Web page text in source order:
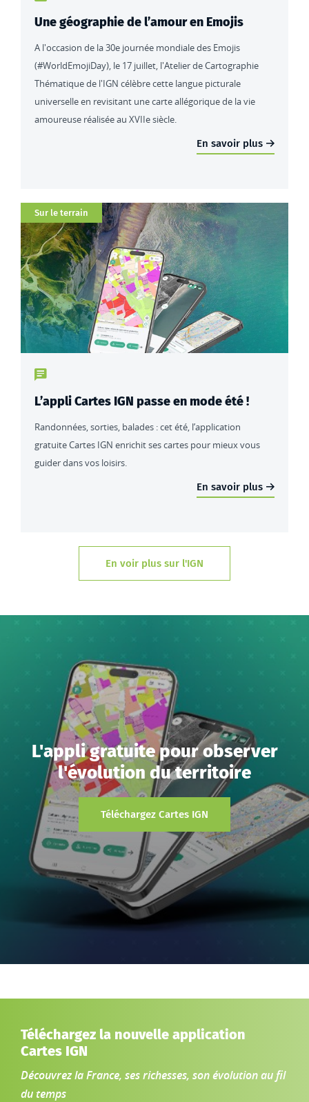
Une géographie de l’amour en Emojis
A l'occasion de la 30e journée mondiale des Emojis
(#WorldEmojiDay), le 17 juillet, l'Atelier de Cartographie
Thématique de l'IGN célèbre cette langue picturale
universelle en revisitant une carte allégorique de la vie
amoureuse réalisée au XVIIe siècle.
En savoir plus
Catégorie
Sur le terrain
Type de contenu : actualités
L’appli Cartes IGN passe en mode été !
Randonnées, sorties, balades : cet été, l’application
gratuite Cartes IGN enrichit ses cartes pour mieux vous
guider dans vos loisirs.
En savoir plus
En voir plus sur l'IGN
L'appli gratuite pour observer
l'évolution du territoire
Téléchargez Cartes IGN
Téléchargez la nouvelle application
Cartes IGN
Découvrez la France, ses richesses, son évolution au fil
du temps